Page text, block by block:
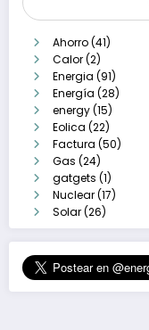
Ahorro(41)
Calor(2)
Energia (91)
Energía (28)
energy(15)
Eolica (22)
Factura (50)
Gas (24)
gatgets (1)
Nuclear(17)
Solar(26)